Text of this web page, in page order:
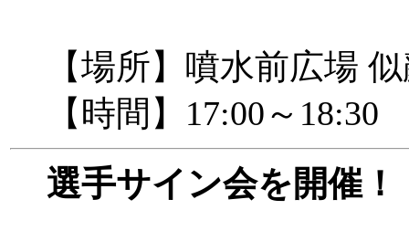
【場所】噴水前広場
【時間】17:00～18:30
選手サイン会を開催！